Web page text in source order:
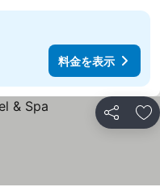
料金を表示
シェア お